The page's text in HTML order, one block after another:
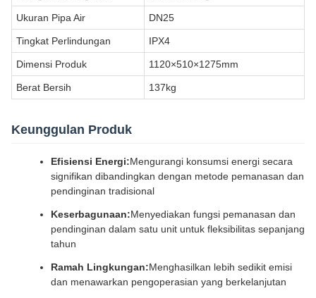
Ukuran Pipa Air DN25
Tingkat Perlindungan IPX4
Dimensi Produk 1120×510×1275mm
Berat Bersih 137kg
Keunggulan Produk
Efisiensi Energi:Mengurangi konsumsi energi secara
signifikan dibandingkan dengan metode pemanasan dan
pendinginan tradisional
Keserbagunaan:Menyediakan fungsi pemanasan dan
pendinginan dalam satu unit untuk fleksibilitas sepanjang
tahun
Ramah Lingkungan:Menghasilkan lebih sedikit emisi
dan menawarkan pengoperasian yang berkelanjutan